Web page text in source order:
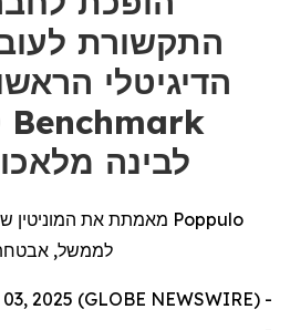
התקשורת
הדיגיטלי
לבינה
לממשל, אבטחת